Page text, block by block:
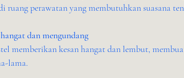
ruang perawatan yang membutuhkan suasana
dan mengundang
lama.